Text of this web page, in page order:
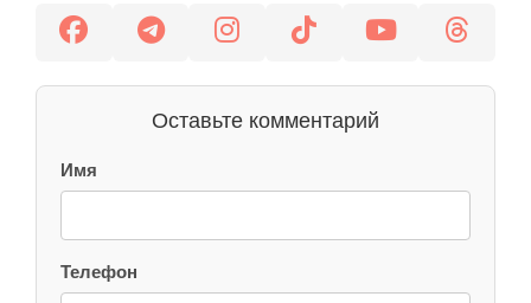
Оставьте комментарий
Имя
Телефон